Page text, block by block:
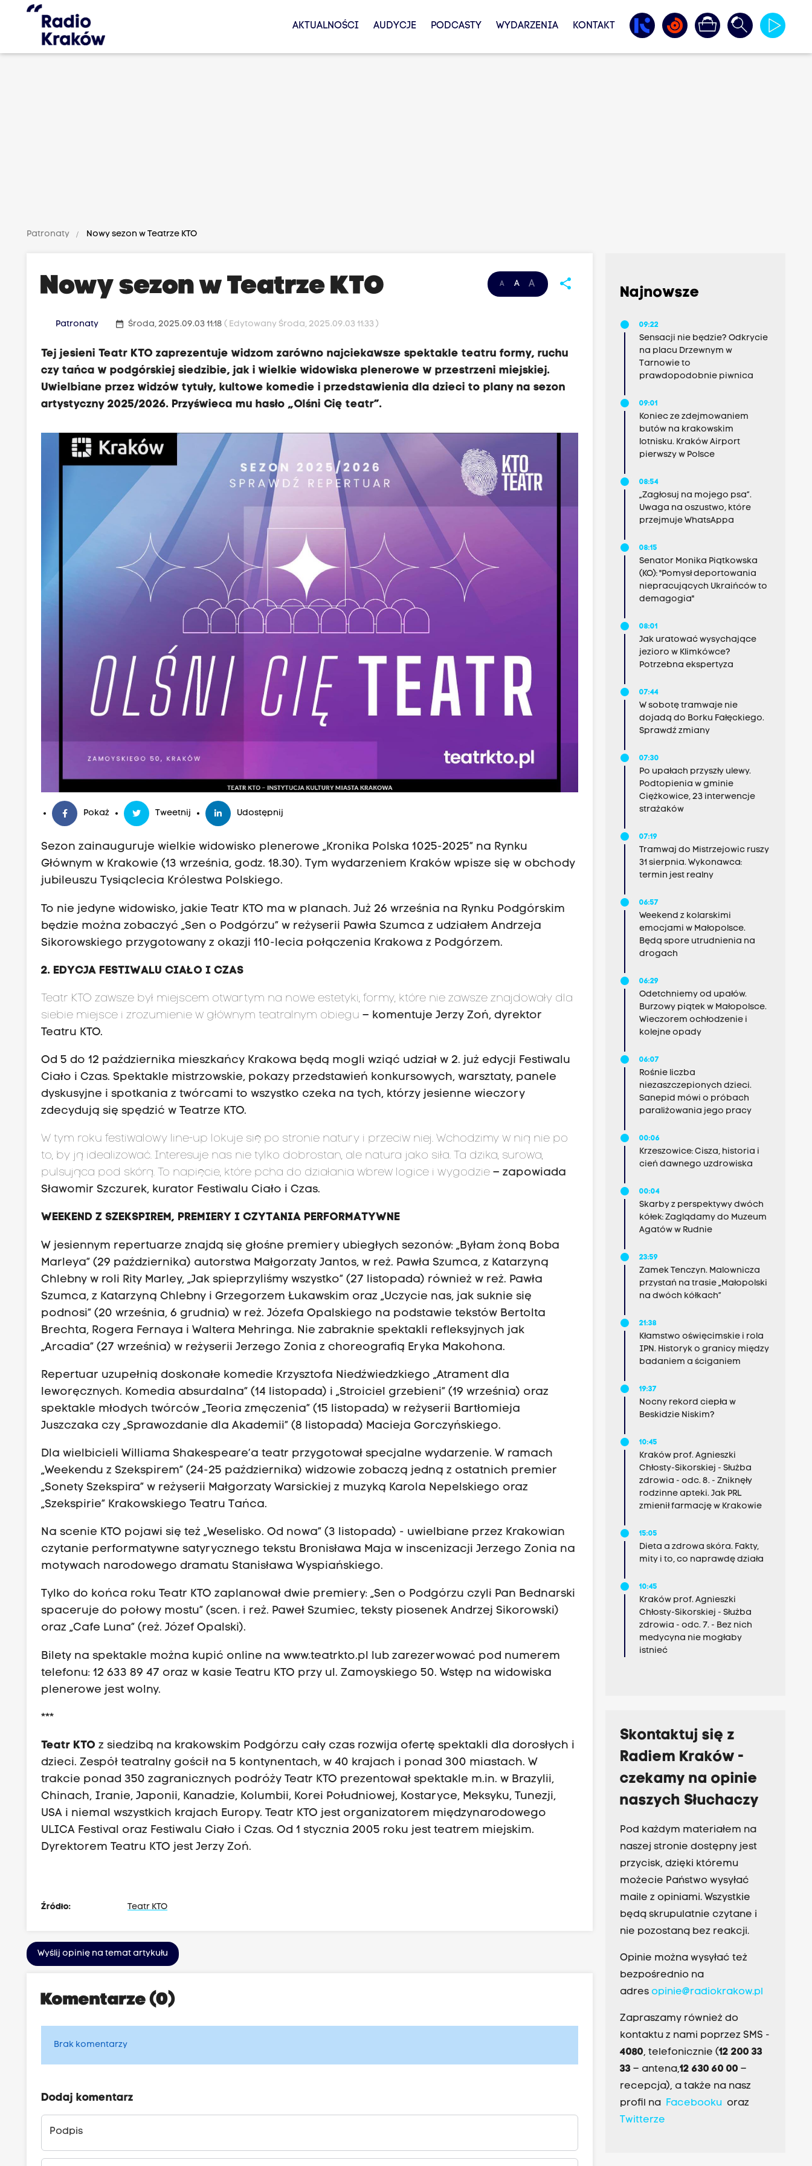
AKTUALNOŚCI AUDYCJE PODCASTY WYDARZENIA KONTAKT
Patronaty Nowy sezon w Teatrze KTO
A A A share
Nowy sezon w Teatrze KTO
Patronaty date_range Środa, 2025.09.03 11:18( Edytowany Środa, 2025.09.03 11:33 )
Tej jesieni Teatr KTO zaprezentuje widzom zarówno najciekawsze spektakle teatru formy, ruchu
czy tańca w podgórskiej siedzibie, jak i wielkie widowiska plenerowe w przestrzeni miejskiej.
Uwielbiane przez widzów tytuły, kultowe komedie i przedstawienia dla dzieci to plany na sezon
artystyczny 2025/2026. Przyświeca mu hasło „Olśni Cię teatr”.
Pokaż Tweetnij Udostępnij
Sezon zainauguruje wielkie widowisko plenerowe „Kronika Polska 1025-2025” na Rynku
Głównym w Krakowie (13 września, godz. 18.30). Tym wydarzeniem Kraków wpisze się w obchody
jubileuszu Tysiąclecia Królestwa Polskiego.
To nie jedyne widowisko, jakie Teatr KTO ma w planach. Już 26 września na Rynku Podgórskim
będzie można zobaczyć „Sen o Podgórzu” w reżyserii Pawła Szumca z udziałem Andrzeja
Sikorowskiego przygotowany z okazji 110-lecia połączenia Krakowa z Podgórzem.
2. EDYCJA FESTIWALU CIAŁO I CZAS
Teatr KTO zawsze był miejscem otwartym na nowe estetyki, formy, które nie zawsze znajdowały dla
siebie miejsce i zrozumienie w głównym teatralnym obiegu – komentuje Jerzy Zoń, dyrektor
Teatru KTO.
Od 5 do 12 października mieszkańcy Krakowa będą mogli wziąć udział w 2. już edycji Festiwalu
Ciało i Czas. Spektakle mistrzowskie, pokazy przedstawień konkursowych, warsztaty, panele
dyskusyjne i spotkania z twórcami to wszystko czeka na tych, którzy jesienne wieczory
zdecydują się spędzić w Teatrze KTO.
W tym roku festiwalowy line-up lokuje się po stronie natury i przeciw niej. Wchodzimy w nią nie po
to, by ją idealizować. Interesuje nas nie tylko dobrostan, ale natura jako siła. Ta dzika, surowa,
pulsująca pod skórą. To napięcie, które pcha do działania wbrew logice i wygodzie – zapowiada
Sławomir Szczurek, kurator Festiwalu Ciało i Czas.
WEEKEND Z SZEKSPIREM, PREMIERY I CZYTANIA PERFORMATYWNE
W jesiennym repertuarze znajdą się głośne premiery ubiegłych sezonów: „Byłam żoną Boba
Marleya” (29 października) autorstwa Małgorzaty Jantos, w reż. Pawła Szumca, z Katarzyną
Chlebny w roli Rity Marley, „Jak spieprzyliśmy wszystko” (27 listopada) również w reż. Pawła
Szumca, z Katarzyną Chlebny i Grzegorzem Łukawskim oraz „Uczycie nas, jak suknie się
podnosi” (20 września, 6 grudnia) w reż. Józefa Opalskiego na podstawie tekstów Bertolta
Brechta, Rogera Fernaya i Waltera Mehringa. Nie zabraknie spektakli refleksyjnych jak
„Arcadia” (27 września) w reżyserii Jerzego Zonia z choreografią Eryka Makohona.
Repertuar uzupełnią doskonałe komedie Krzysztofa Niedźwiedzkiego „Atrament dla
leworęcznych. Komedia absurdalna” (14 listopada) i „Stroiciel grzebieni” (19 września) oraz
spektakle młodych twórców „Teoria zmęczenia” (15 listopada) w reżyserii Bartłomieja
Juszczaka czy „Sprawozdanie dla Akademii” (8 listopada) Macieja Gorczyńskiego.
Dla wielbicieli Williama Shakespeare’a teatr przygotował specjalne wydarzenie. W ramach
„Weekendu z Szekspirem” (24-25 października) widzowie zobaczą jedną z ostatnich premier
„Sonety Szekspira” w reżyserii Małgorzaty Warsickiej z muzyką Karola Nepelskiego oraz
„Szekspirie” Krakowskiego Teatru Tańca.
Na scenie KTO pojawi się też „Weselisko. Od nowa” (3 listopada) - uwielbiane przez Krakowian
czytanie performatywne satyrycznego tekstu Bronisława Maja w inscenizacji Jerzego Zonia na
motywach narodowego dramatu Stanisława Wyspiańskiego.
Tylko do końca roku Teatr KTO zaplanował dwie premiery: „Sen o Podgórzu czyli Pan Bednarski
spaceruje do połowy mostu” (scen. i reż. Paweł Szumiec, teksty piosenek Andrzej Sikorowski)
oraz „Cafe Luna” (reż. Józef Opalski).
Bilety na spektakle można kupić online nawww.teatrkto.pl
lub zarezerwować pod numerem
telefonu: 12 633 89 47 oraz w kasie Teatru KTO przy ul. Zamoyskiego 50. Wstęp na widowiska
plenerowe jest wolny.
***
Teatr KTO z siedzibą na krakowskim Podgórzu cały czas rozwija ofertę spektakli dla dorosłych i
dzieci. Zespół teatralny gościł na 5 kontynentach, w 40 krajach i ponad 300 miastach. W
trakcie ponad 350 zagranicznych podróży Teatr KTO prezentował spektakle m.in. w Brazylii,
Chinach, Iranie, Japonii, Kanadzie, Kolumbii, Korei Południowej, Kostaryce, Meksyku, Tunezji,
USA i niemal wszystkich krajach Europy. Teatr KTO jest organizatorem międzynarodowego
ULICA Festival oraz Festiwalu Ciało i Czas. Od 1 stycznia 2005 roku jest teatrem miejskim.
Dyrektorem Teatru KTO jest Jerzy Zoń.
Źródło: Teatr KTO
Wyślij opinię na temat artykułu
Komentarze (0)
Brak komentarzy
Dodaj komentarz
Podpis
Najnowsze
09:22
Sensacji nie będzie? Odkrycie
na placu Drzewnym w
Tarnowie to
prawdopodobnie piwnica
09:01
Koniec ze zdejmowaniem
butów na krakowskim
lotnisku. Kraków Airport
pierwszy w Polsce
08:54
„Zagłosuj na mojego psa”.
Uwaga na oszustwo, które
przejmuje WhatsAppa
08:15
Senator Monika Piątkowska
(KO): "Pomysł deportowania
niepracujących Ukraińców to
demagogia"
08:01
Jak uratować wysychające
jezioro w Klimkówce?
Potrzebna ekspertyza
07:44
W sobotę tramwaje nie
dojadą do Borku Fałęckiego.
Sprawdź zmiany
07:30
Po upałach przyszły ulewy.
Podtopienia w gminie
Ciężkowice, 23 interwencje
strażaków
07:19
Tramwaj do Mistrzejowic ruszy
31 sierpnia. Wykonawca:
termin jest realny
06:57
Weekend z kolarskimi
emocjami w Małopolsce.
Będą spore utrudnienia na
drogach
06:29
Odetchniemy od upałów.
Burzowy piątek w Małopolsce.
Wieczorem ochłodzenie i
kolejne opady
06:07
Rośnie liczba
niezaszczepionych dzieci.
Sanepid mówi o próbach
paraliżowania jego pracy
00:06
Krzeszowice: Cisza, historia i
cień dawnego uzdrowiska
00:04
Skarby z perspektywy dwóch
kółek: Zaglądamy do Muzeum
Agatów w Rudnie
23:59
Zamek Tenczyn. Malownicza
przystań na trasie „Małopolski
na dwóch kółkach”
21:38
Kłamstwo oświęcimskie i rola
IPN. Historyk o granicy między
badaniem a ściganiem
19:37
Nocny rekord ciepła w
Beskidzie Niskim?
10:45
Kraków prof. Agnieszki
Chłosty-Sikorskiej - Służba
zdrowia - odc. 8. - Zniknęły
rodzinne apteki. Jak PRL
zmienił farmację w Krakowie
15:05
Dieta a zdrowa skóra. Fakty,
mity i to, co naprawdę działa
10:45
Kraków prof. Agnieszki
Chłosty-Sikorskiej - Służba
zdrowia - odc. 7. - Bez nich
medycyna nie mogłaby
istnieć
Skontaktuj się z
Radiem Kraków -
czekamy na opinie
naszych Słuchaczy
Pod każdym materiałem na
naszej stronie dostępny jest
przycisk, dzięki któremu
możecie Państwo wysyłać
maile z opiniami. Wszystkie
będą skrupulatnie czytane i
nie pozostaną bez reakcji.
Opinie można wysyłać też
bezpośrednio na
adres opinie@radiokrakow.pl
Zapraszamy również do
kontaktu z nami poprzez SMS -
4080, telefonicznie (12 200 33
33– antena,12 630 60 00 –
recepcja), a także na nasz
profil na Facebookuoraz
Twitterze